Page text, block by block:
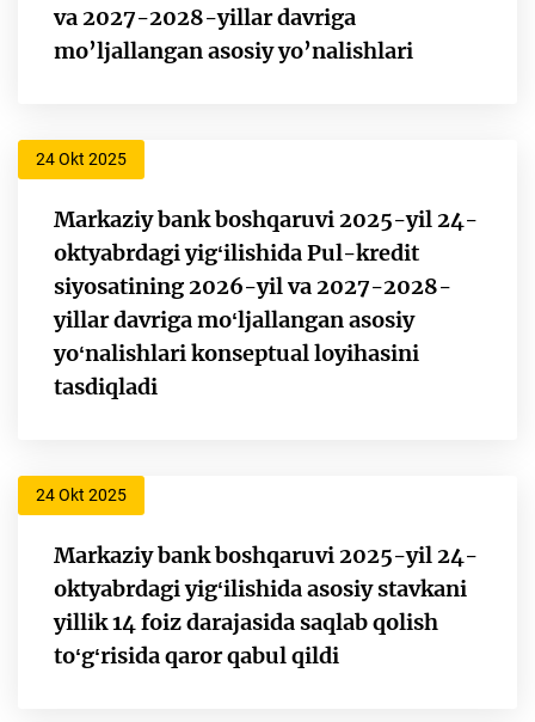
va 2027-2028-yillar davriga
mo’ljallangan asosiy yo’nalishlari
24 Okt 2025
Markaziy bank boshqaruvi 2025-yil 24-
oktyabrdagi yigʻilishida Pul-kredit
siyosatining 2026-yil va 2027-2028-
yillar davriga moʻljallangan asosiy
yoʻnalishlari konseptual loyihasini
tasdiqladi
24 Okt 2025
Markaziy bank boshqaruvi 2025-yil 24-
oktyabrdagi yigʻilishida asosiy stavkani
yillik 14 foiz darajasida saqlab qolish
toʻgʻrisida qaror qabul qildi